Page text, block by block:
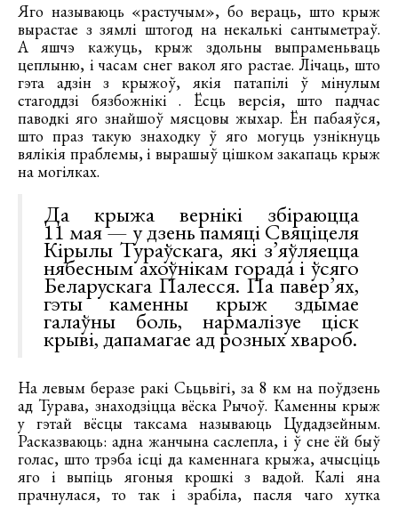
Яго называюць «растучым», бо вераць, што крыж
вырастае з зямлі штогод на некалькі сантыметраў.
А яшчэ кажуць, крыж здольны выпраменьваць
цеплыню, і часам снег вакол яго растае. Лічаць, што
гэта адзін з крыжоў, якія патапілі ў мінулым
стагоддзі бязбожнікі . Ёсць версія, што падчас
паводкі яго знайшоў мясцовы жыхар. Ён пабаяўся,
што праз такую знаходку ў яго могуць узнікнуць
вялікія праблемы, і вырашыў цішком закапаць крыж
на могілках.
Да крыжа вернікі збіраюцца
11 мая — у дзень памяці Свяціцеля
Кірылы Тураўскага, які з’яўляецца
нябесным ахоўнікам горада і ўсяго
Беларускага Палесся. Па павер’ях,
гэты каменны крыж здымае
галаўны боль, нармалізуе ціск
крыві, дапамагае ад розных хвароб.
На левым беразе ракі Сьцьвігі, за 8 км на поўдзень
ад Турава, знаходзіцца вёска Рычоў. Каменны крыж
у гэтай вёсцы таксама называюць Цудадзейным.
Расказваюць: адна жанчына саслепла, і ў сне ёй быў
голас, што трэба ісці да каменнага крыжа, ачысціць
яго і выпіць ягоныя крошкі з вадой. Калі яна
прачнулася, то так і зрабіла, пасля чаго хутка